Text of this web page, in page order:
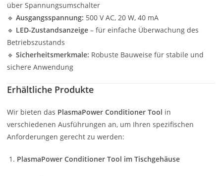
über Spannungsumschalter
🔹 Ausgangsspannung: 500 V AC, 20 W, 40 mA
🔹 LED-Zustandsanzeige – für einfache Überwachung des
Betriebszustands
🔹 Sicherheitsmerkmale: Robuste Bauweise für stabile und
sichere Anwendung
Erhältliche Produkte
Wir bieten das PlasmaPower Conditioner Tool in
verschiedenen Ausführungen an, um Ihren spezifischen
Anforderungen gerecht zu werden:
PlasmaPower Conditioner Tool im Tischgehäuse